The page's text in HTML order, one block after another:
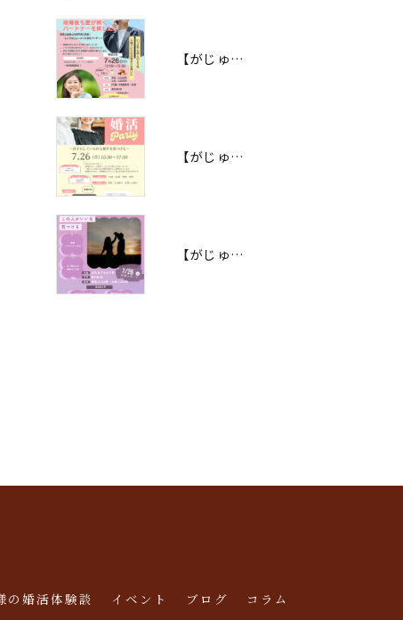
【がじゅまる木主催】7/26(日)13時～『ずっと恋人のようにいられる相手を見つけたい人のための婚活パーティー』/大阪府枚方市で出会いを探すなら保育園が運営する結婚相談所がじゅまる木
【がじゅまる木主催】7/26(日)15時半～『自分らしくいられる相手を見つけるための婚活パーティー』/大阪府枚方市で出会いを探すなら保育園が運営する結婚相談所がじゅまる木
【がじゅまる木主催】7/26(日)18時半～『結婚後の幸せまで考える大人の婚活パーティー』/大阪府枚方市で出会いを探すなら保育園が運営する結婚相談所がじゅまる木
の婚活体験談 イベント ブログ コラム